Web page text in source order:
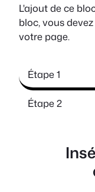
L'ajout de ce
bloc, vous
votre page.
Étape 1
Étape 2